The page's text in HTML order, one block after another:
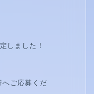
しました！
へご応募くだ